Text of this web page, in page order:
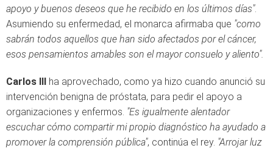
apoyo y buenos deseos que he recibido en los últimos días".
Asumiendo su enfermedad, el monarca afirmaba que "como
sabrán todos aquellos que han sido afectados por el cáncer,
esos pensamientos amables son el mayor consuelo y aliento".
Carlos III ha aprovechado, como ya hizo cuando anunció su
intervención benigna de próstata, para pedir el apoyo a
organizaciones y enfermos. "Es igualmente alentador
escuchar cómo compartir mi propio diagnóstico ha ayudado a
promover la comprensión pública", continúa el rey. "Arrojar luz